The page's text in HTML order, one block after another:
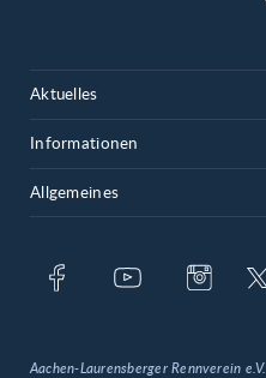
Aktuelles
Informationen
Allgemeines
Aachen-Laurensberger Rennverein e.V.